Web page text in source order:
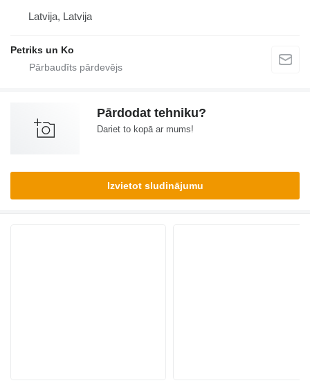
Latvija, Latvija
Petriks un Ko
Pārdodat tehniku?
Dariet to kopā ar mums!
Izvietot sludinājumu